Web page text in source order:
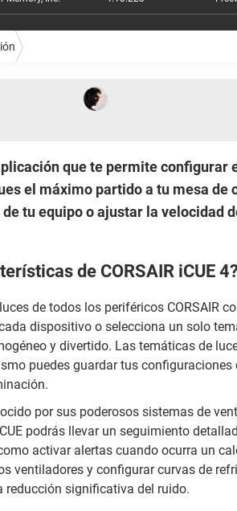
que te permite configurar
el máximo partido a tu mesa de
tu equipo o ajustar la velocidad
de CORSAIR iCUE
de todos los periféricos CORSAIR
dispositivo o selecciona un solo
y divertido. Las temáticas de
puedes guardar tus configuraciones
por sus poderosos sistemas de
podrás llevar un seguimiento
activar alertas cuando ocurra un
ventiladores y configurar curvas de
reducción significativa del ruido.